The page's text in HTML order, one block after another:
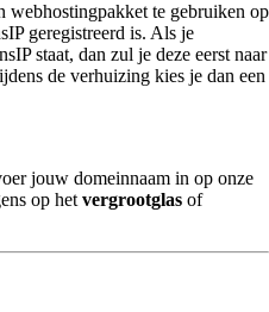
webhostingpakket te gebruiken op
geregistreerd is. Als je
staat, dan zul je deze eerst naar
de verhuizing kies je dan een
jouw domeinnaam in op onze
op het vergrootglas of